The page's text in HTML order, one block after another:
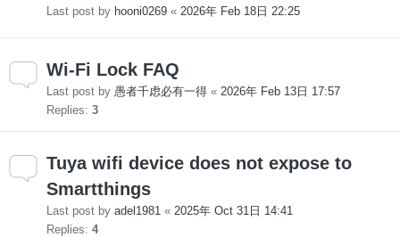
Last post by hooni0269 « 2026年 Feb 18日 22:25
Wi-Fi Lock FAQ
Last post by 愚者千虑必有一得 « 2026年 Feb 13日 17:57
Replies: 3
Tuya wifi device does not expose to
Smartthings
Last post by adel1981 « 2025年 Oct 31日 14:41
Replies: 4